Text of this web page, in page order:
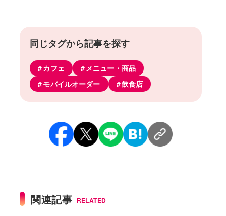
同じタグから記事を探す
カフェ
メニュー・商品
モバイルオーダー
飲食店
関連記事 RELATED